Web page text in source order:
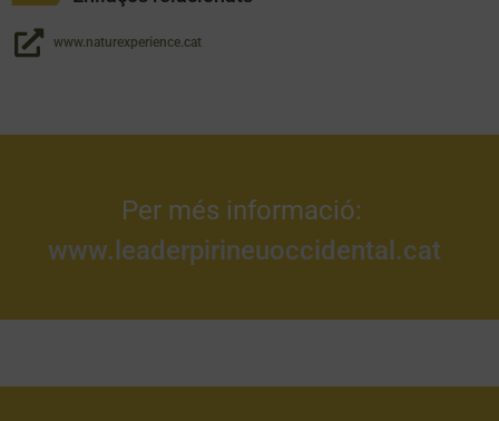
www.naturexperience.cat
Per més informació:
www.leaderpirineuoccidental.cat